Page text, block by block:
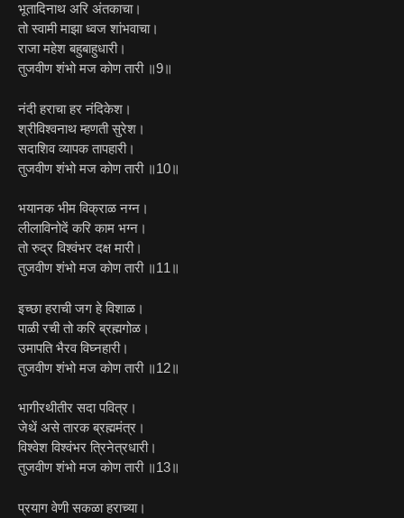
भूतादिनाथ अरि अंतकाचा।
तो स्वामी माझा ध्वज शांभवाचा।
राजा महेश बहुबाहुधारी।
तुजवीण शंभो मज कोण तारी ॥9॥
नंदी हराचा हर नंदिकेश।
श्रीविश्वनाथ म्हणती सुरेश।
सदाशिव व्यापक तापहारी।
तुजवीण शंभो मज कोण तारी ॥10॥
भयानक भीम विक्राळ नग्न।
लीलाविनोदें करि काम भग्न।
तो रुद्र विश्वंभर दक्ष मारी।
तुजवीण शंभो मज कोण तारी ॥11॥
इच्छा हराची जग हे विशाळ।
पाळी रची तो करि ब्रह्मगोळ।
उमापति भैरव विघ्नहारी।
तुजवीण शंभो मज कोण तारी ॥12॥
भागीरथीतीर सदा पवित्र।
जेथें असे तारक ब्रह्ममंत्र।
विश्वेश विश्वंभर त्रिनेत्रधारी।
तुजवीण शंभो मज कोण तारी ॥13॥
प्रयाग वेणी सकळा हराच्या।